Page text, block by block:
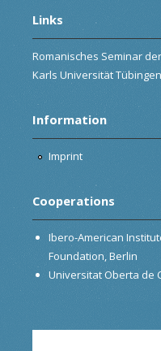
Links
Romanisches Seminar
Karls Universität Tübingen
Information
Imprint
Cooperations
Ibero-American
Foundation, Berlin
Universitat Oberta de